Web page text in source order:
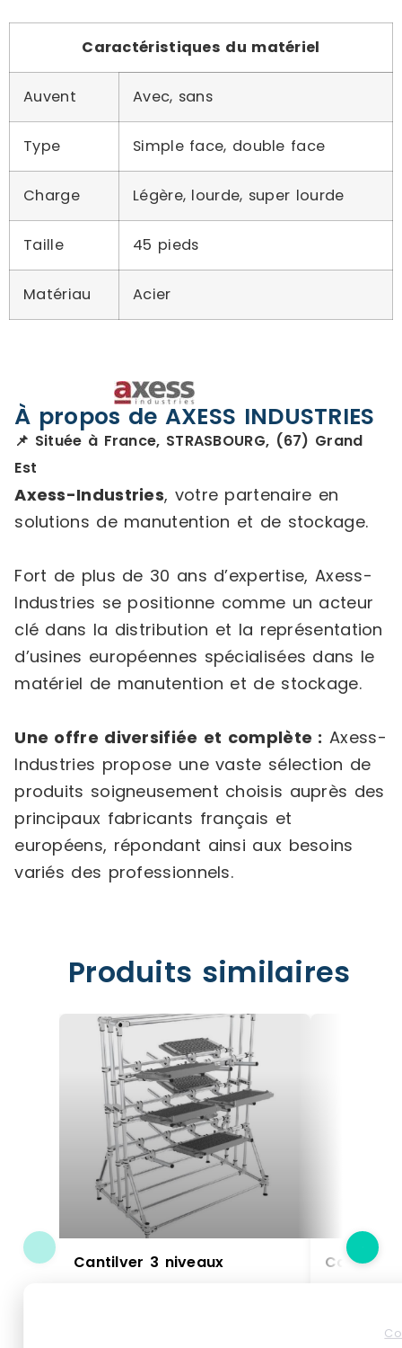
Caractéristiques du matériel
Auvent Avec, sans
Type Simple face, double face
Charge Légère, lourde, super lourde
Taille 45 pieds
Matériau Acier
À propos de AXESS INDUSTRIES
📌 Située à France, STRASBOURG, (67) Grand
Est
Axess-Industries, votre partenaire en
solutions de manutention et de stockage.
Fort de plus de 30 ans d’expertise, Axess-
Industries se positionne comme un acteur
clé dans la distribution et la représentation
d’usines européennes spécialisées dans le
matériel de manutention et de stockage.
Une offre diversifiée et complète : Axess-
Industries propose une vaste sélection de
produits soigneusement choisis auprès des
principaux fabricants français et
européens, répondant ainsi aux besoins
variés des professionnels.
Produits similaires
Cantilver 3 niveaux
Le